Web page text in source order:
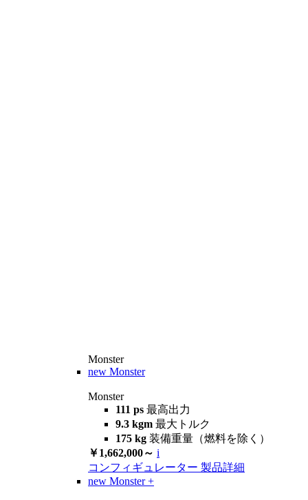
Monster
new Monster
Monster
111 ps 最高出力
9.3 kgm 最大トルク
175 kg 装備重量（燃料を除く）
￥1,662,000～ i
コンフィギュレーター 製品詳細
new Monster +